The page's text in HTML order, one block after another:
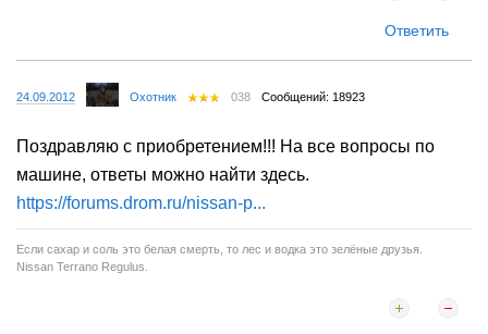
Ответить
24.09.2012 Охотник 038 Сообщений: 18923
Поздравляю с приобретением!!! На все вопросы по
машине, ответы можно найти здесь.
https://forums.drom.ru/nissan-p...
Если сахар и соль это белая смерть, то лес и водка это зелёные друзья.
Nissan Terrano Regulus.